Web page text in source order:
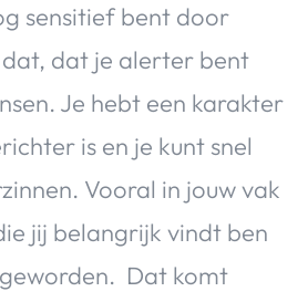
sensitief bent door
dat je alerter bent
Je hebt een karakter
is en je kunt snel
Vooral in jouw vak
jij belangrijk vindt ben
Dat komt